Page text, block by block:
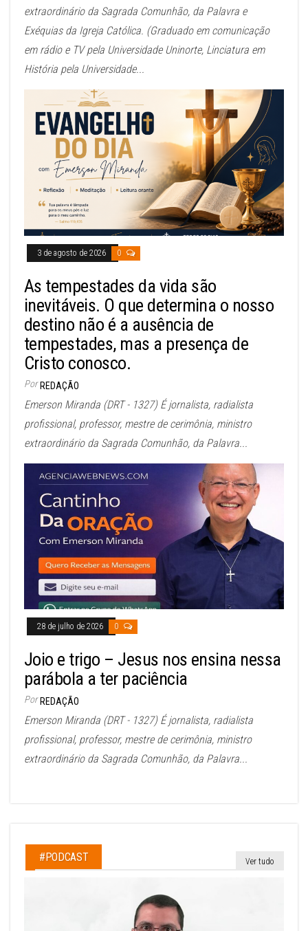
extraordinário da Sagrada Comunhão, da Palavra e
Exéquias da Igreja Católica. (Graduado em comunicação
em rádio e TV pela Universidade Uninorte, Linciatura em
História pela Universidade...
3 de agosto de 2026 0
As tempestades da vida são
inevitáveis. O que determina o nosso
destino não é a ausência de
tempestades, mas a presença de
Cristo conosco.
Por REDAÇÃO
Emerson Miranda (DRT - 1327) É jornalista, radialista
profissional, professor, mestre de cerimônia, ministro
extraordinário da Sagrada Comunhão, da Palavra...
28 de julho de 2026 0
Joio e trigo – Jesus nos ensina nessa
parábola a ter paciência
Por REDAÇÃO
Emerson Miranda (DRT - 1327) É jornalista, radialista
profissional, professor, mestre de cerimônia, ministro
extraordinário da Sagrada Comunhão, da Palavra...
#PODCAST Ver tudo